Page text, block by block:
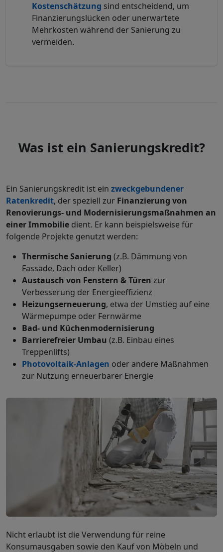
Kostenschätzung sind entscheidend, um
Finanzierungslücken oder unerwartete
Mehrkosten während der Sanierung zu
vermeiden.
Was ist ein Sanierungskredit?
Ein Sanierungskredit ist ein zweckgebundener
Ratenkredit, der speziell zur Finanzierung von
Renovierungs- und Modernisierungsmaßnahmen an
einer Immobilie dient. Er kann beispielsweise für
folgende Projekte genutzt werden:
Thermische Sanierung (z.B. Dämmung von
Fassade, Dach oder Keller)
Austausch von Fenstern & Türen zur
Verbesserung der Energieeffizienz
Heizungserneuerung, etwa der Umstieg auf eine
Wärmepumpe oder Fernwärme
Bad- und Küchenmodernisierung
Barrierefreier Umbau (z.B. Einbau eines
Treppenlifts)
Photovoltaik-Anlagen oder andere Maßnahmen
zur Nutzung erneuerbarer Energie
Nicht erlaubt ist die Verwendung für reine
Konsumausgaben sowie den Kauf von Möbeln und